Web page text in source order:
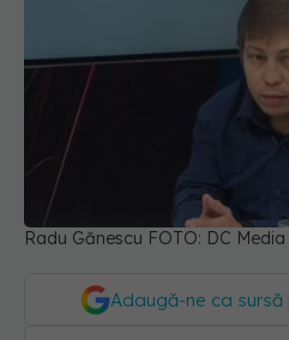
Radu Gănescu FOTO: DC
Adaugă-ne ca